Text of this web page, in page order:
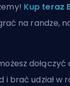
Kup teraz
na randze,
dołączyć
i brać udział w